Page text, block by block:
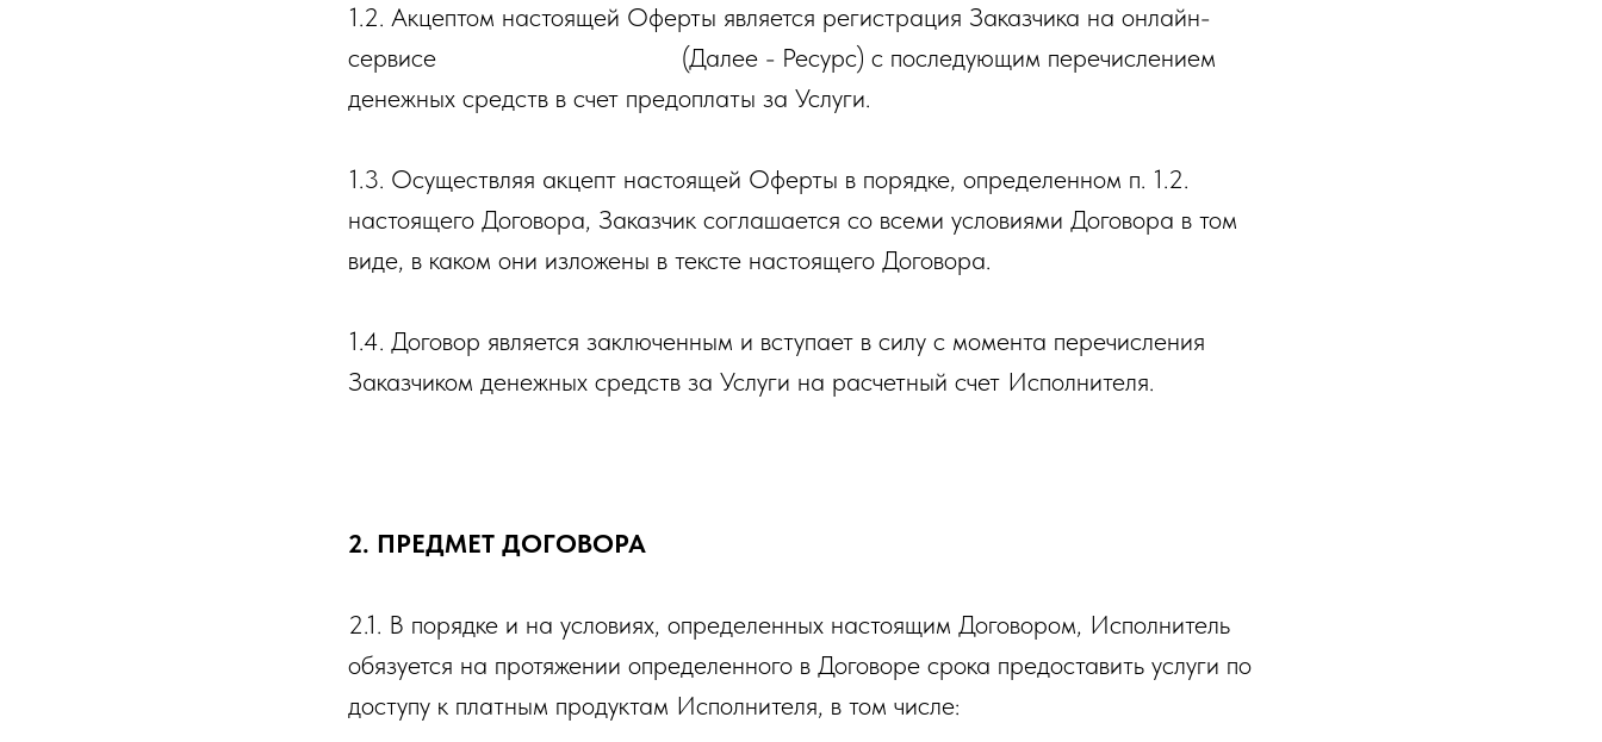
1.2. Акцептом настоящей Оферты является регистрация Заказчика на онлайн-
сервисе
(Далее - Ресурс) с последующим перечислением
денежных средств в счет предоплаты за Услуги.
1.3. Осуществляя акцепт настоящей Оферты в порядке, определенном п. 1.2.
настоящего Договора, Заказчик соглашается со всеми условиями Договора в том
виде, в каком они изложены в тексте настоящего Договора.
1.4. Договор является заключенным и вступает в силу с момента перечисления
Заказчиком денежных средств за Услуги на расчетный счет Исполнителя.
2. ПРЕДМЕТ ДОГОВОРА
2.1. В порядке и на условиях, определенных настоящим Договором, Исполнитель
обязуется на протяжении определенного в Договоре срока предоставить услуги по
доступу к платным продуктам Исполнителя, в том числе: